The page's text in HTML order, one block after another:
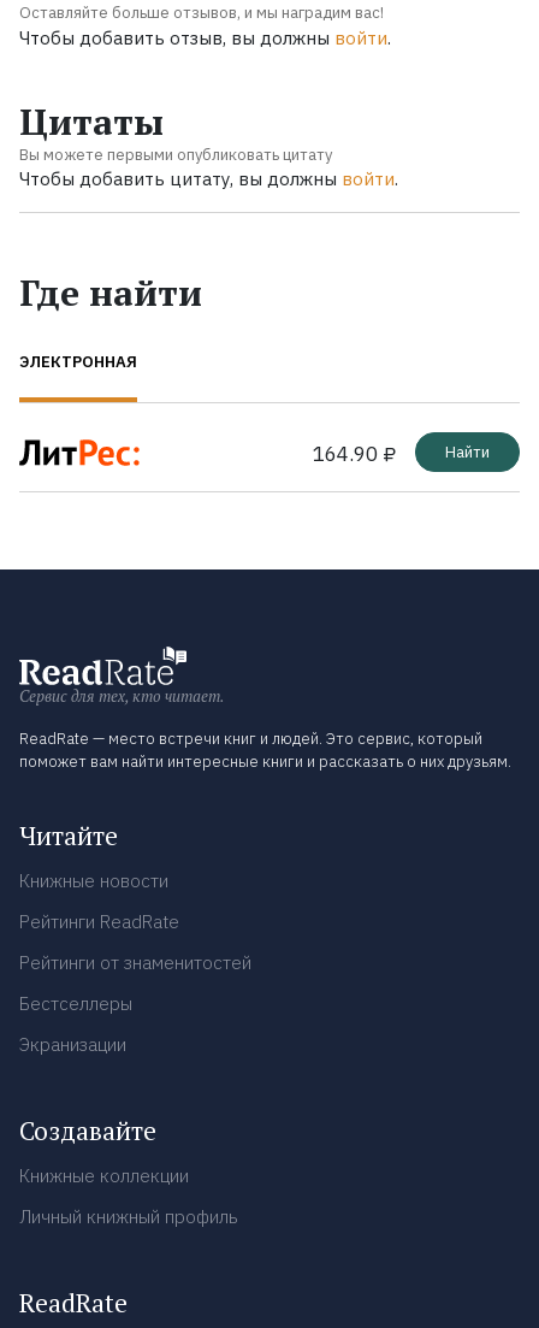
Оставляйте больше отзывов, и мы наградим вас!
Чтобы добавить отзыв, вы должны войти.
Цитаты
Вы можете первыми опубликовать цитату
Чтобы добавить цитату, вы должны войти.
Где найти
ЭЛЕКТРОННАЯ
164.90 ₽ Найти
Сервис для тех, кто читает.
ReadRate — место встречи книг и людей. Это сервис, который
поможет вам найти интересные книги и рассказать о них друзьям.
Читайте
Книжные новости
Рейтинги ReadRate
Рейтинги от знаменитостей
Бестселлеры
Экранизации
Создавайте
Книжные коллекции
Личный книжный профиль
ReadRate